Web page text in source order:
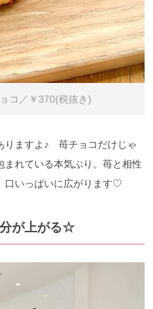
コ／￥370(税抜き)
りますよ♪ 苺チョコだけじゃ
れている本気ぶり。苺と相性
口いっぱいに広がります♡
が上がる☆